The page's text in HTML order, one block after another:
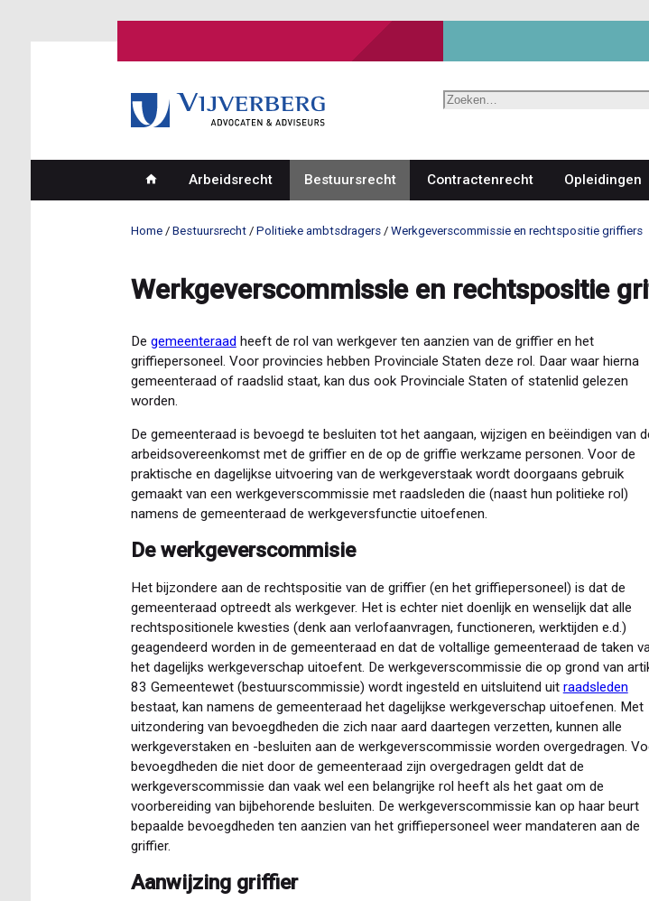
Zoeken
Hoofdnavigatie
Arbeidsrecht Bestuursrecht Contractenrecht Opleidingen
Home Bestuursrecht Politieke ambtsdragers Werkgeverscommissie en rechtspositie griffiers
Werkgeverscommissie en rechtspositie
De gemeenteraadheeft de rol van werkgever ten aanzien van de griffier en het
griffiepersoneel. Voor provincies hebben Provinciale Staten deze rol. Daar waar hierna
gemeenteraad of raadslid staat, kan dus ook Provinciale Staten of statenlid gelezen
worden.
De gemeenteraad is bevoegd te besluiten tot het aangaan, wijzigen en beëindigen van
arbeidsovereenkomst met de griffier en de op de griffie werkzame personen. Voor de
praktische en dagelijkse uitvoering van de werkgeverstaak wordt doorgaans gebruik
gemaakt van een werkgeverscommissie met raadsleden die (naast hun politieke rol)
namens de gemeenteraad de werkgeversfunctie uitoefenen.
De werkgeverscommisie
Het bijzondere aan de rechtspositie van de griffier (en het griffiepersoneel) is dat de
gemeenteraad optreedt als werkgever. Het is echter niet doenlijk en wenselijk dat alle
rechtspositionele kwesties (denk aan verlofaanvragen, functioneren, werktijden e.d.)
geagendeerd worden in de gemeenteraad en dat de voltallige gemeenteraad de taken
het dagelijks werkgeverschap uitoefent. De werkgeverscommissie die op grond van
83 Gemeentewet (bestuurscommissie) wordt ingesteld en uitsluitend uit raadsleden
bestaat, kan namens de gemeenteraad het dagelijkse werkgeverschap uitoefenen. Met
uitzondering van bevoegdheden die zich naar aard daartegen verzetten, kunnen alle
werkgeverstaken en -besluiten aan de werkgeverscommissie worden overgedragen.
bevoegdheden die niet door de gemeenteraad zijn overgedragen geldt dat de
werkgeverscommissie dan vaak wel een belangrijke rol heeft als het gaat om de
voorbereiding van bijbehorende besluiten. De werkgeverscommissie kan op haar beurt
bepaalde bevoegdheden ten aanzien van het griffiepersoneel weer mandateren aan de
griffier.
Aanwijzing griffier